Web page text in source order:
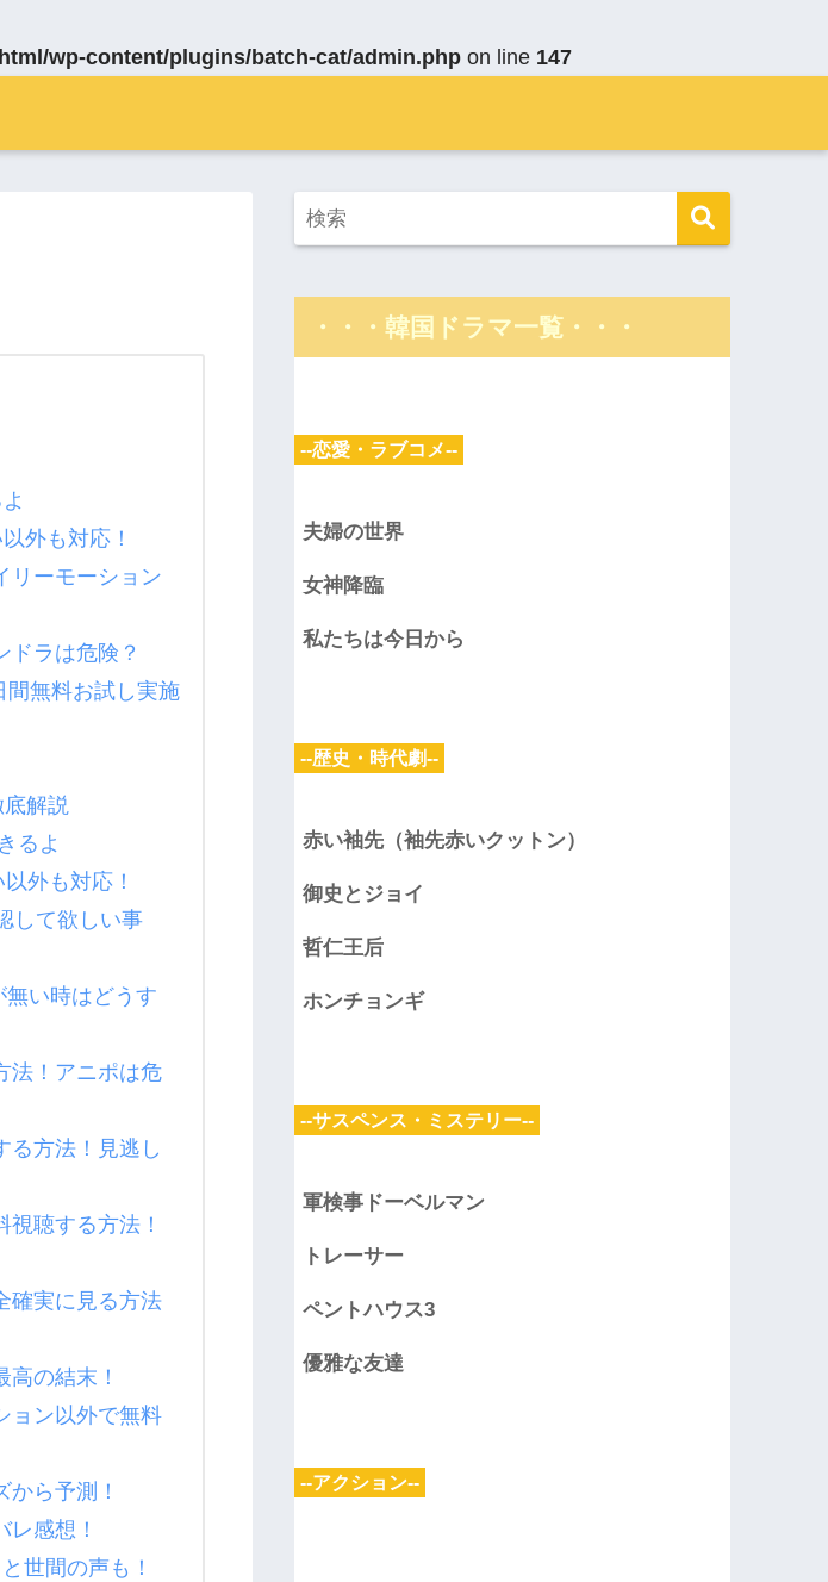
wp-content/plugins/batch-cat/admin.php on line 147
外も対応！
リーモーション
ドラは危険？
間無料お試し実施
解説
るよ
外も対応！
して欲しい事
い時はどうす
法！アニポは危
る方法！見逃し
聴する方法！
確実に見る方法
の結末！
ョン以外で無料
ら予測！
感想！
世間の声も！
・・・韓国ドラマ一覧・・・
--恋愛・ラブコメ--
夫婦の世界
女神降臨
私たちは今日から
--歴史・時代劇--
赤い袖先（袖先赤いクットン）
御史とジョイ
哲仁王后
ホンチョンギ
--サスペンス・ミステリー--
軍検事ドーベルマン
トレーサー
ペントハウス3
優雅な友達
--アクション--